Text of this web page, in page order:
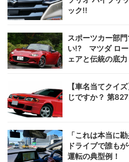
ック!!
スポーツカー部
い!? マツダ ロー
ェアと伝統の底力
【車名当てクイ
じですか？ 第
「これは本当に
ドライブで誰も
運転の典型例！